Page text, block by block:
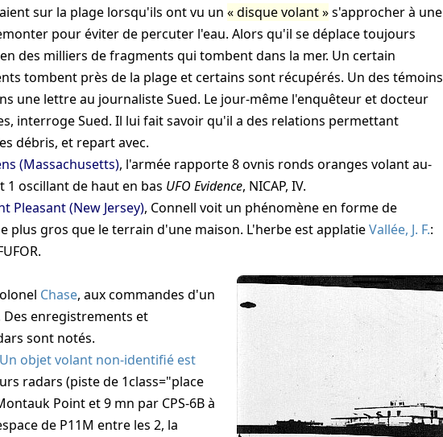
sur la plage lorsqu'ils ont vu un disque volant
s'approcher à une
pour éviter de percuter l'eau. Alors qu'il se déplace toujours
des milliers de fragments qui tombent dans la mer. Un certain
tombent près de la plage et certains sont récupérés. Un des témoins
une lettre au journaliste Sued. Le jour-même l'enquêteur et docteur
, interroge Sued. Il lui fait savoir qu'il a des relations permettant
débris, et repart avec.
(Massachusetts), l'armée rapporte 8 ovnis ronds oranges volant au-
1 oscillant de haut en bas UFO Evidence, NICAP, IV.
Pleasant (New Jersey), Connell voit un phénomène en forme de
plus gros que le terrain d'une maison. L'herbe est applatieVallée, J. F.:
.
Chase, aux commandes d'un
Des enregistrements et
sont notés.
Un objet volant non-identifié est
radars (piste de 1class="place
Point et 9 mn par CPS-6B à
de P11M entre les 2, la